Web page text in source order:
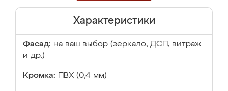
Характеристики
Фасад: на ваш выбор (зеркало, ДСП, витраж
и др.)
Кромка: ПВХ (0,4 мм)